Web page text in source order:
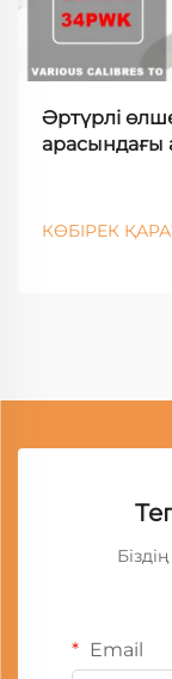
Әртүрлі
КӨБІРЕК
Email